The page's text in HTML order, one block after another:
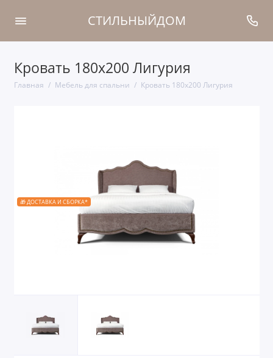
СТИЛЬНЫЙДОМ
Кровать 180x200 Лигурия
Главная Мебель для спальни Кровать 180x200 Лигурия
🎁 ДОСТАВКА И СБОРКА*